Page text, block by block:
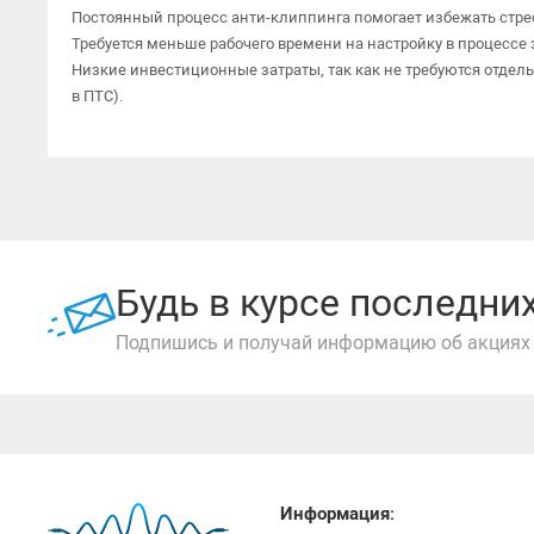
Постоянный процесс анти-клиппинга помогает избежать
Требуется меньше рабочего времени на настройку в
Низкие инвестиционные затраты, так как не требуются
в ПТС).
Будь в курсе
Подпишись и получай информацию об акциях
Информация: